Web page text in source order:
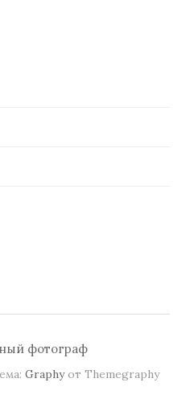
фотограф
Graphyот Themegraphy